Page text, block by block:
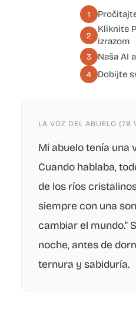
1
2
Kliknite
izrazom
3 Naša AI
4 Dobijte
LA VOZ DEL ABUELO (78
Mi abuelo tenía una
Cuando hablaba,
de los ríos
siempre con una
cambiar el mundo."
noche, antes de
ternura y sabiduría.